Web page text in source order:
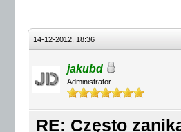
14-12-2012, 18:36
jakubd
Administrator
RE: Często